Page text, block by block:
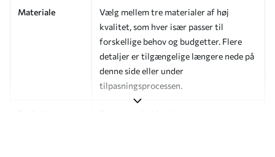
Materiale
Vælg mellem tre materialer af høj
kvalitet, som hver især passer til
forskellige behov og budgetter. Flere
detaljer er tilgængelige længere nede på
denne side eller under
tilpasningsprocessen.